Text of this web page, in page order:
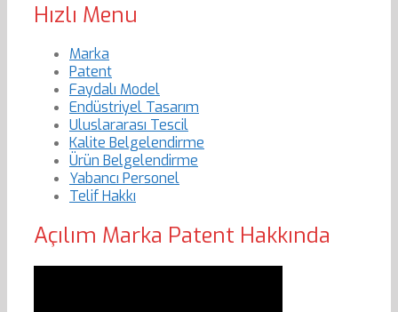
Hızlı Menu
Marka
Patent
Faydalı Model
Endüstriyel Tasarım
Uluslararası Tescil
Kalite Belgelendirme
Ürün Belgelendirme
Yabancı Personel
Telif Hakkı
Açılım Marka Patent Hakkında